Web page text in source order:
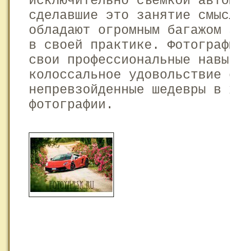
сделавшие это занятие
обладают огромным
в своей практике.
свои профессиональные
колоссальное
непревзойденные шедевры в
фотографии.